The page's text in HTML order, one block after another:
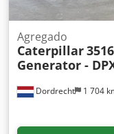
Dordrecht 1 704
Agregado
Caterpillar
Generator -